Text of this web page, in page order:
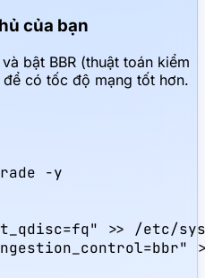
của bạn
bật BBR (thuật toán kiểm
có tốc độ mạng tốt hơn.
-y
>> /etc/